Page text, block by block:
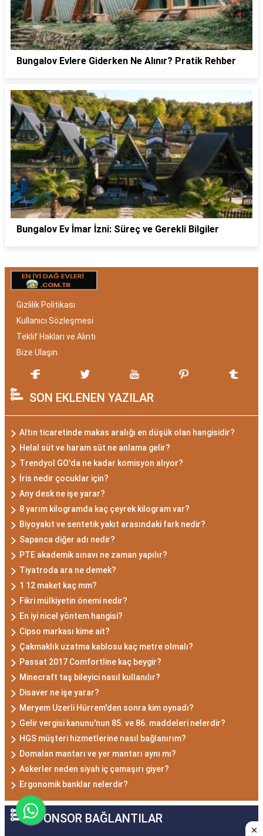
Bungalov Evlere Giderken Ne Alınır? Pratik Rehber
Bungalov Ev İmar İzni: Süreç ve Gerekli Bilgiler
Gizlilik Politikası
Kullanıcı Sözleşmesi
Teklif Hakları ve Alıntı
Bize Ulaşın
SON EKLENEN YAZILAR
Altın ticaretinde makas aralığı en düşük olan hangisidir?
Helal süt ve haram süt ne anlama gelir?
Trendyol GO'da ne kadar komisyon alıyor?
İris nedir çocuklar için?
Any desk ne işe yarar?
8 yarım kilogramda kaç çeyrek kilogram var?
Biyoyakıt ve sentetik yakıt arasındaki fark nedir?
Sapanca diğer adı nedir?
PTE akademik sınavı ne zaman yapılır?
Tiyatroda ara ne demek?
1 12 maket kaç mm?
Fikri mülkiyetin önemi nedir?
En iyi nicel yöntem hangisi?
Cipso markası kime ait?
Çakmaklık uzatma kablosu kaç metre olmalı?
Passat 2017 Comfortline kaç beygir?
Minecraft taş bileyici nasıl kullanılır?
Disaver ne işe yarar?
Meryem Uzerli Hürrem'den sonra kim oynadı?
Gelir vergisi kanunu'nun 85. ve 86. maddeleri nelerdir?
HGS müşteri hizmetlerine nasıl bağlanırım?
Domalan mantarı ve yer mantarı aynı mı?
Askerler neden siyah iç çamaşırı giyer?
Ergonomik banklar nelerdir?
SPONSOR BAĞLANTILAR